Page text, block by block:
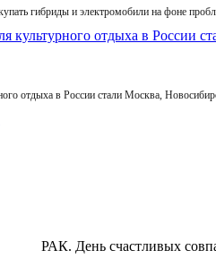
гибриды и электромобили на фоне
отдыха в России стали Москва,
РАК. День счастливых